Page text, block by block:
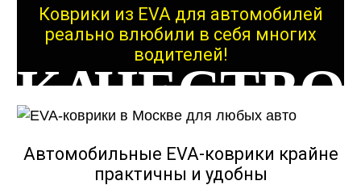
КАЧЕСТВО
ОГОНЬ
Коврики из EVA для автомобилей
реально влюбили в себя многих
водителей!
Автомобильные EVA-коврики крайне
практичны и удобны